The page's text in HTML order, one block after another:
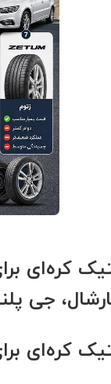
کره‌ای
جی
کره‌ای